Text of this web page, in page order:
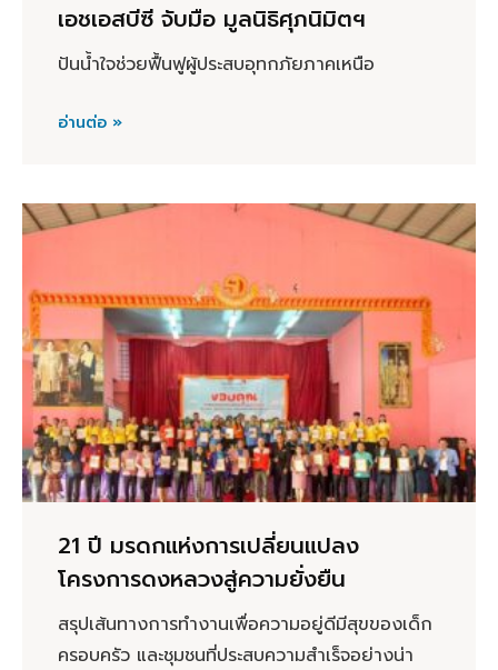
เอชเอสบีซี จับมือ มูลนิธิศุภนิมิตฯ
ปันน้ำใจช่วยฟื้นฟูผู้ประสบอุทกภัยภาคเหนือ
อ่านต่อ »
21 ปี มรดกแห่งการเปลี่ยนแปลง
โครงการดงหลวงสู่ความยั่งยืน
สรุปเส้นทางการทำงานเพื่อความอยู่ดีมีสุขของเด็ก
ครอบครัว และชุมชนที่ประสบความสำเร็จอย่างน่า